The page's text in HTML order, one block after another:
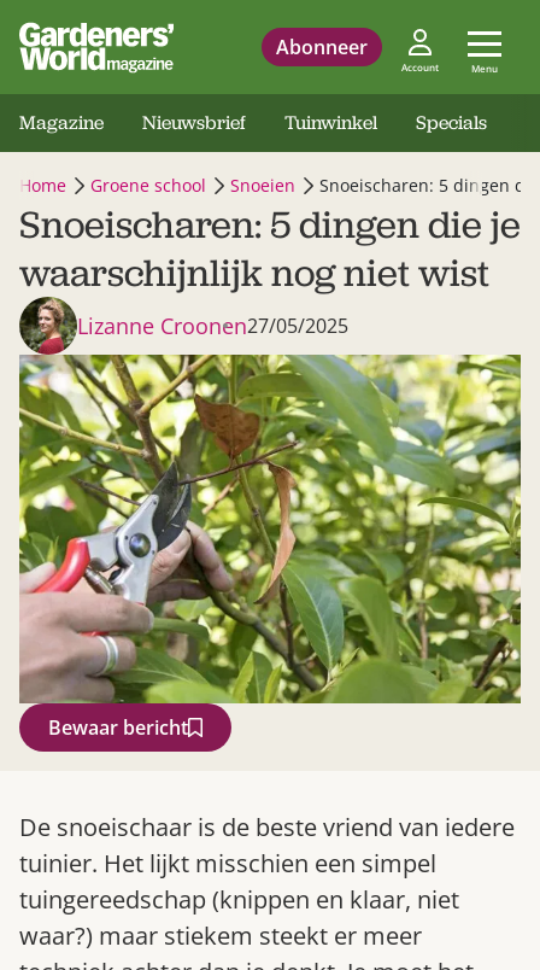
Abonneer
Account Menu
Magazine Nieuwsbrief Tuinwinkel Specials
Home Groene school Snoeien Snoeischaren: 5 dingen
Snoeischaren: 5 dingen die je
waarschijnlijk nog niet wist
Lizanne Croonen27/05/2025
Bewaar bericht
De snoeischaar is de beste vriend van iedere
tuinier. Het lijkt misschien een simpel
tuingereedschap (knippen en klaar, niet
waar?) maar stiekem steekt er meer